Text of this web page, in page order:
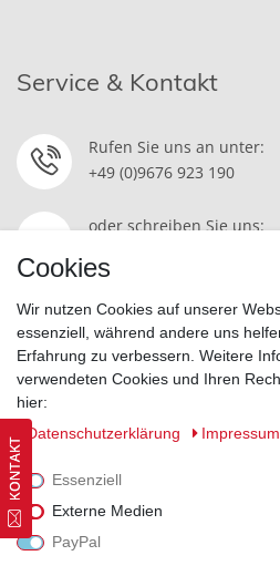
Service & Kontakt
Rufen Sie uns an unter:
+49 (0)9676 923 190
oder schreiben Sie uns:
Widerrufsrecht |
Cookies
Wir nutzen Cookies auf unserer
essenziell, während andere uns
Erfahrung zu verbessern. Weitere
verwendeten Cookies und Ihren
hier:
Daten­schutz­erklärung
Impressum
Essenziell
Externe Medien
PayPal